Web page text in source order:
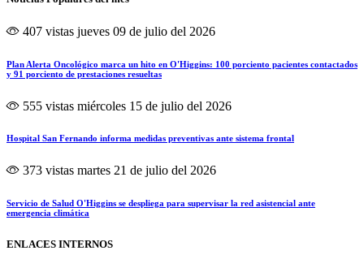
407 vistas jueves 09 de julio del 2026
Plan Alerta Oncológico marca un hito en O'Higgins: 100 porciento pacientes contactados
y 91 porciento de prestaciones resueltas
555 vistas miércoles 15 de julio del 2026
Hospital San Fernando informa medidas preventivas ante sistema frontal
373 vistas martes 21 de julio del 2026
Servicio de Salud O'Higgins se despliega para supervisar la red asistencial ante
emergencia climática
ENLACES INTERNOS